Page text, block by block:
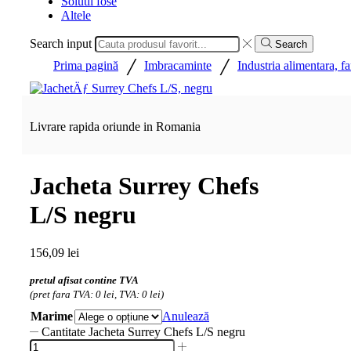
Altele
Search input Search
Prima pagină / Imbracaminte / Industria alimentara,
Livrare rapida oriunde in Romania
Jacheta Surrey Chefs
L/S negru
156,09 lei
pretul afisat contine TVA
(pret fara TVA: 0 lei, TVA: 0 lei)
Marime
Anulează
Cantitate Jacheta Surrey Chefs L/S negru